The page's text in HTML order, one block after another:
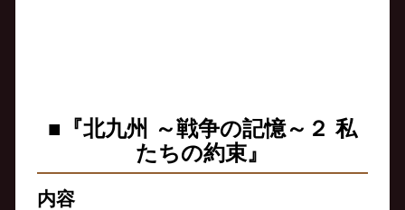
■『北九州 ～戦争の記憶～２ 私
たちの約束』
内容